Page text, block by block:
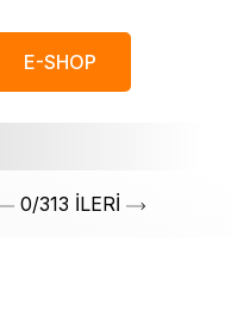
E-SHOP
0/313 İLERİ